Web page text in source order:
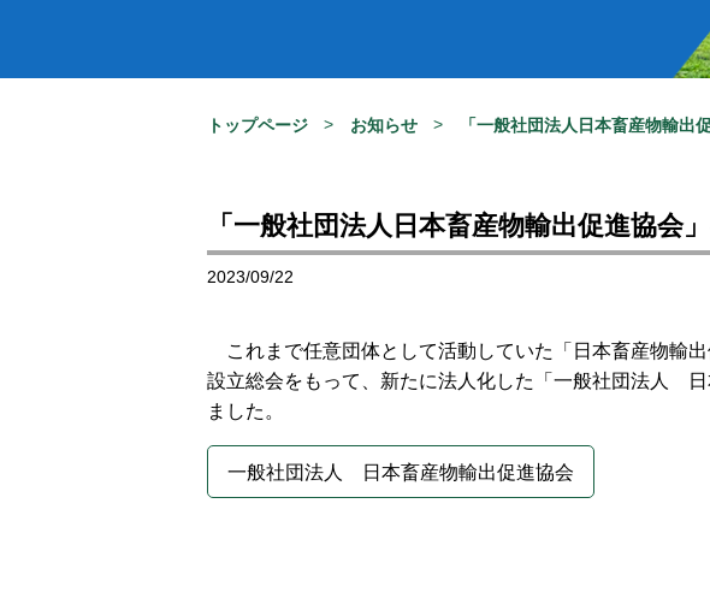
トップページ お知らせ 「一般社団法人日本畜産物輸出
「一般社団法人日本畜産物輸出促進協会
2023/09/22
これまで任意団体として活動していた「日本畜産物輸
設立総会をもって、新たに法人化した「一般社団法人
ました。
一般社団法人 日本畜産物輸出促進協会